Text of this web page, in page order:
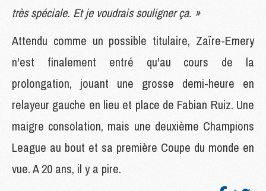
très spéciale. Et je voudrais souligner ça. »
Attendu comme un possible titulaire, Zaïre-Emery
n'est finalement entré qu'au cours de la
prolongation, jouant une grosse demi-heure en
relayeur gauche en lieu et place de Fabian Ruiz. Une
maigre consolation, mais une deuxième Champions
League au bout et sa première Coupe du monde en
vue. A 20 ans, il y a pire.